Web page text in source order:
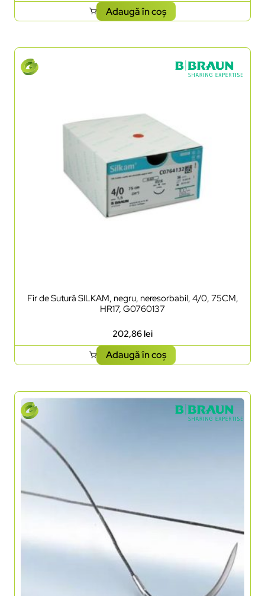
Adaugă în coș
Fir de Sutură SILKAM, negru, neresorbabil, 4/0, 75CM,
HR17, G0760137
202,86lei
Adaugă în coș